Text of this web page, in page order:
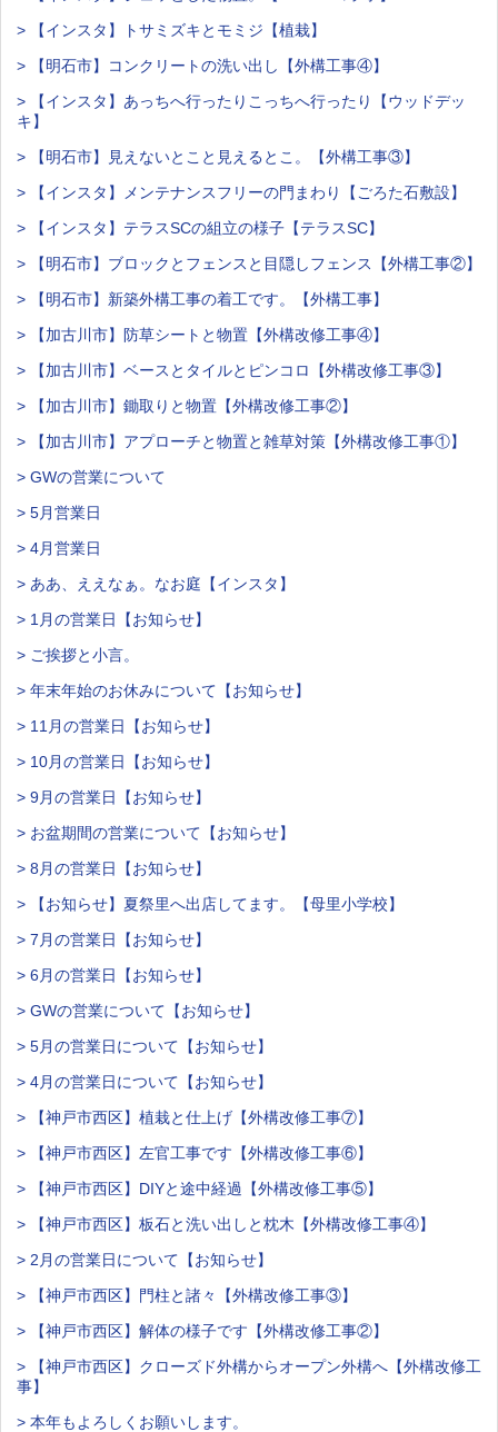
> 【インスタ】トサミズキとモミジ【植栽】
> 【明石市】コンクリートの洗い出し【外構工事④】
> 【インスタ】あっちへ行ったりこっちへ行ったり【ウッドデッ
キ】
> 【明石市】見えないとこと見えるとこ。【外構工事③】
> 【インスタ】メンテナンスフリーの門まわり【ごろた石敷設】
> 【インスタ】テラスSCの組立の様子【テラスSC】
> 【明石市】ブロックとフェンスと目隠しフェンス【外構工事②】
> 【明石市】新築外構工事の着工です。【外構工事】
> 【加古川市】防草シートと物置【外構改修工事④】
> 【加古川市】ベースとタイルとピンコロ【外構改修工事③】
> 【加古川市】鋤取りと物置【外構改修工事②】
> 【加古川市】アプローチと物置と雑草対策【外構改修工事①】
> GWの営業について
> 5月営業日
> 4月営業日
> ああ、ええなぁ。なお庭【インスタ】
> 1月の営業日【お知らせ】
> ご挨拶と小言。
> 年末年始のお休みについて【お知らせ】
> 11月の営業日【お知らせ】
> 10月の営業日【お知らせ】
> 9月の営業日【お知らせ】
> お盆期間の営業について【お知らせ】
> 8月の営業日【お知らせ】
> 【お知らせ】夏祭里へ出店してます。【母里小学校】
> 7月の営業日【お知らせ】
> 6月の営業日【お知らせ】
> GWの営業について【お知らせ】
> 5月の営業日について【お知らせ】
> 4月の営業日について【お知らせ】
> 【神戸市西区】植栽と仕上げ【外構改修工事⑦】
> 【神戸市西区】左官工事です【外構改修工事⑥】
> 【神戸市西区】DIYと途中経過【外構改修工事⑤】
> 【神戸市西区】板石と洗い出しと枕木【外構改修工事④】
> 2月の営業日について【お知らせ】
> 【神戸市西区】門柱と諸々【外構改修工事③】
> 【神戸市西区】解体の様子です【外構改修工事②】
> 【神戸市西区】クローズド外構からオープン外構へ【外構改修工
事】
> 本年もよろしくお願いします。